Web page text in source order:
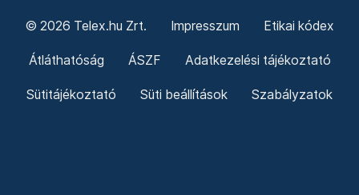
© 2026 Telex.hu Zrt. Impresszum Etikai kódex
Átláthatóság ÁSZF Adatkezelési tájékoztató
Sütitájékoztató Süti beállítások Szabályzatok